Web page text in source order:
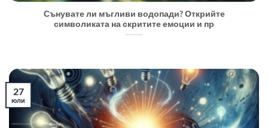
Сънувате ли мъгливи водопади? Открийте
символиката на скритите емоции и пр
27
юли